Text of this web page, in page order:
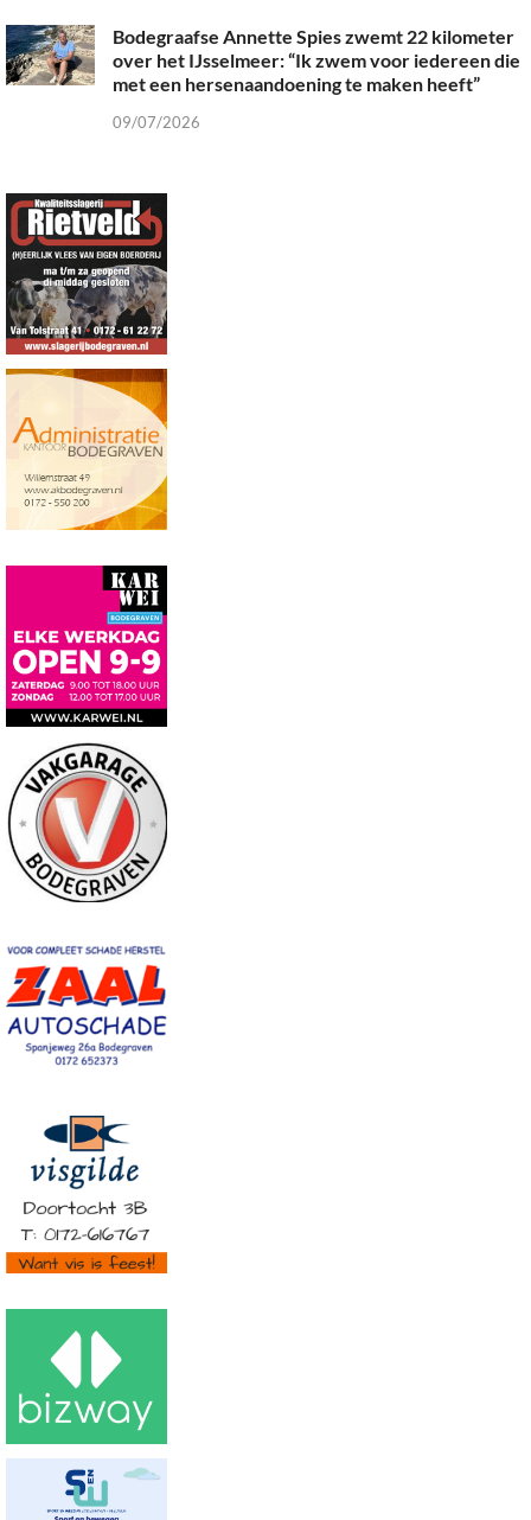
Bodegraafse Annette Spies zwemt 22 kilometer
over het IJsselmeer: “Ik zwem voor iedereen die
met een hersenaandoening te maken heeft”
09/07/2026